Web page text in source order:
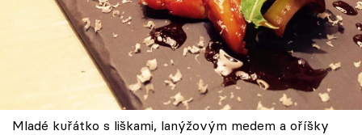
Mladé kuřátko s liškami, lanýžovým medem a oříšky